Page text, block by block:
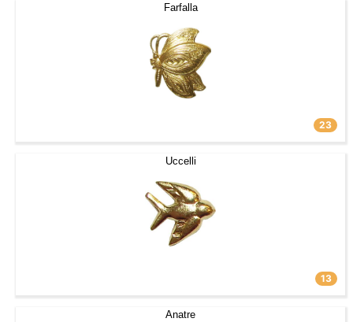
Farfalla
23
Uccelli
13
Anatre